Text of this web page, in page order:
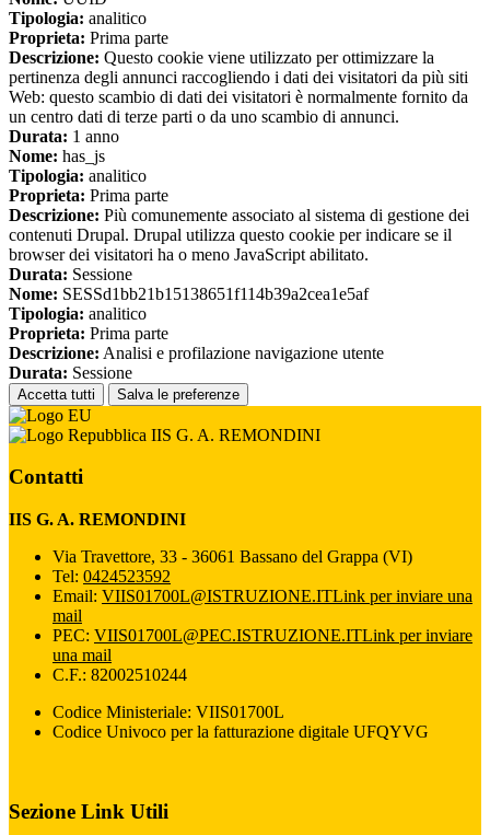
Tipologia: analitico
Proprieta: Prima parte
Descrizione: Questo cookie viene utilizzato per ottimizzare la
pertinenza degli annunci raccogliendo i dati dei visitatori da più siti
Web: questo scambio di dati dei visitatori è normalmente fornito da
un centro dati di terze parti o da uno scambio di annunci.
Durata: 1 anno
Nome: has_js
Tipologia: analitico
Proprieta: Prima parte
Descrizione: Più comunemente associato al sistema di gestione dei
contenuti Drupal. Drupal utilizza questo cookie per indicare se il
browser dei visitatori ha o meno JavaScript abilitato.
Durata: Sessione
Nome: SESSd1bb21b15138651f114b39a2cea1e5af
Tipologia: analitico
Proprieta: Prima parte
Descrizione: Analisi e profilazione navigazione utente
Durata: Sessione
Accetta tutti Salva le preferenze
IIS G. A. REMONDINI
Contatti
IIS G. A. REMONDINI
Via Travettore, 33 - 36061 Bassano del Grappa (VI)
Tel: 0424523592
Email: VIIS01700L@ISTRUZIONE.ITLink per inviare una
mail
PEC: VIIS01700L@PEC.ISTRUZIONE.ITLink per inviare
una mail
C.F.: 82002510244
Codice Ministeriale: VIIS01700L
Codice Univoco per la fatturazione digitale UFQYVG
Sezione Link Utili